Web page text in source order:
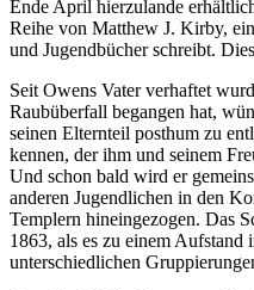
Ende April hierzulande
Reihe von Matthew J. Kirby,
und Jugendbücher schreibt.
Seit Owens Vater verhaftet
Raubüberfall begangen hat,
seinen Elternteil posthum zu
kennen, der ihm und seinem
Und schon bald wird er
anderen Jugendlichen in den
Templern hineingezogen. Das
1863, als es zu einem
unterschiedlichen